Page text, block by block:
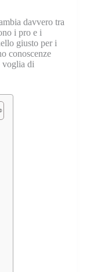
davvero tra
i pro e i
giusto per i
conoscenze
voglia di